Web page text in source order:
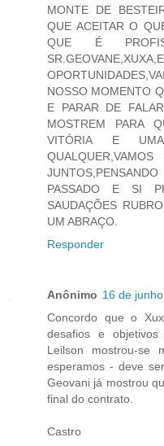
MONTE DE
QUE ACEITAR O
QUE É
NOSSO MOMENTO
E PARAR DE
MOSTREM PARA
VITÓRIA E
PASSADO E SI
SAUDAÇÕES
UM ABRAÇO.
Responder
Anônimo 16 de
Concordo que o
desafios e
Leilson mostrou-se
esperamos - deve
Geovani já mostrou
final do contrato.
Castro